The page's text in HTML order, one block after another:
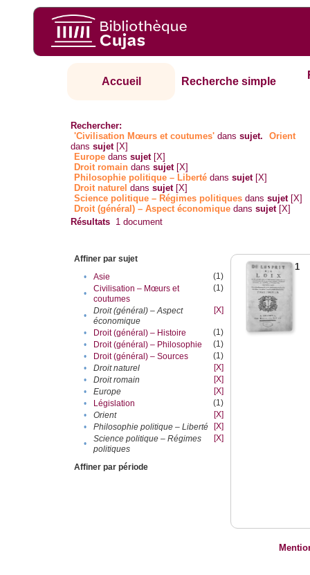
Accueil Recherche simple
Rechercher:
'Civilisation Mœurs et coutumes' danssujet.
Orient
danssujet [X]
Europe danssujet [X]
Droit romain danssujet [X]
Philosophie politique – Liberté danssujet [X]
Droit naturel danssujet [X]
Science politique – Régimes politiques danssujet [X]
Droit (général) – Aspect économique danssujet [X]
Résultats 1 document
Affiner par sujet
•
Asie
(1)
•
Civilisation – Mœurs et
coutumes
(1)
•
Droit (général) – Aspect
économique
[X]
• Droit (général) – Histoire
(1)
•
Droit (général) – Philosophie
(1)
•
Droit (général) – Sources
(1)
•
Droit naturel
[X]
•
Droit romain
[X]
•
Europe
[X]
•
Législation
(1)
•
Orient
[X]
•
Philosophie politique – Liberté
[X]
•
Science politique – Régimes
politiques
[X]
Affiner par période
1